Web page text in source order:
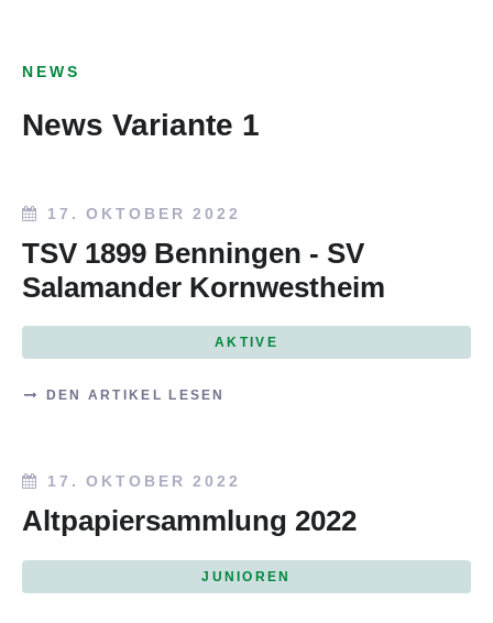
NEWS
News Variante 1
17. OKTOBER 2022
TSV 1899 Benningen - SV
Salamander Kornwestheim
AKTIVE
DEN ARTIKEL LESEN
17. OKTOBER 2022
Altpapiersammlung 2022
JUNIOREN